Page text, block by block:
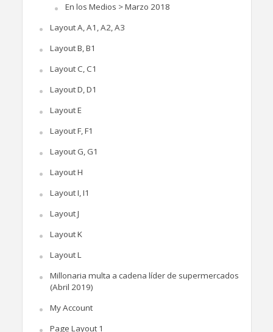
En los Medios > Marzo 2018
Layout A, A1, A2, A3
Layout B, B1
Layout C, C1
Layout D, D1
Layout E
Layout F, F1
Layout G, G1
Layout H
Layout I, I1
Layout J
Layout K
Layout L
Millonaria multa a cadena líder de supermercados
(Abril 2019)
My Account
Page Layout 1